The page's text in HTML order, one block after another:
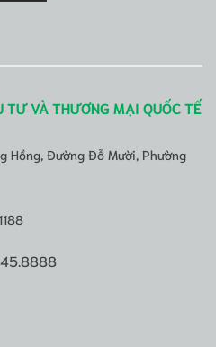
TƯ VÀ THƯƠNG MẠI QUỐC TẾ
Hồng, Đường Đỗ Mười, Phường